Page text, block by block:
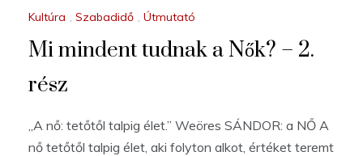
Kultúra , Szabadidő , Útmutató
Mi mindent tudnak a Nők? – 2.
rész
„A nő: tetőtől talpig élet.” Weöres SÁNDOR: a NŐ A
nő tetőtől talpig élet, aki folyton alkot, értéket teremt